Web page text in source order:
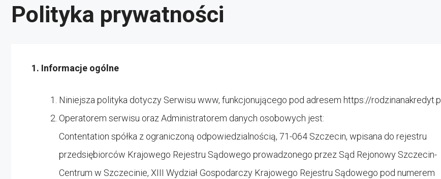
Polityka prywatności
1. Informacje ogólne
Niniejsza polityka dotyczy Serwisu www, funkcjonującego pod adresem https://rodzinanakredyt.pl
Operatorem serwisu oraz Administratorem danych osobowych jest:
Contentation spółka z ograniczoną odpowiedzialnością, 71-064 Szczecin, wpisana do rejestru
przedsiębiorców Krajowego Rejestru Sądowego prowadzonego przez Sąd Rejonowy Szczecin-
Centrum w Szczecinie, XIII Wydział Gospodarczy Krajowego Rejestru Sądowego pod numerem